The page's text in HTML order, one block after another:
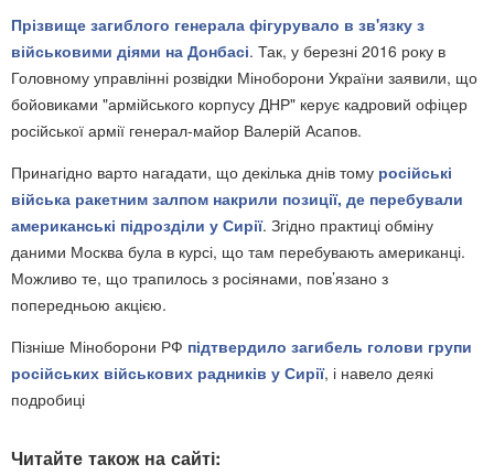
Прізвище загиблого генерала фігурувало в зв'язку з
військовими діями на Донбасі. Так, у березні 2016 року в
Головному управлінні розвідки Міноборони України заявили, що
бойовиками "армійського корпусу ДНР" керує кадровий офіцер
російської армії генерал-майор Валерій Асапов.
Принагідно варто нагадати, що декілька днів тому російські
війська ракетним залпом накрили позиції, де перебували
американські підрозділи у Сирії. Згідно практиці обміну
даними Москва була в курсі, що там перебувають американці.
Можливо те, що трапилось з росіянами, пов’язано з
попередньою акцією.
Пізніше Міноборони РФ підтвердило загибель голови групи
російських військових радників у Сирії, і навело деякі
подробиці
Читайте також на сайті: